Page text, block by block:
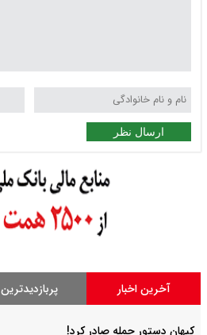
ارسال نظر
آخرین اخبار پربازدیدترین
کیهان دستور حمله صادر کرد!